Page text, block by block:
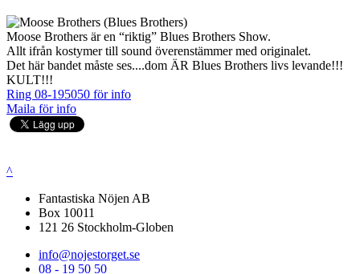
Moose Brothers är en “riktig” Blues Brothers Show.
Allt ifrån kostymer till sound överenstämmer med originalet.
Det här bandet måste ses....dom ÄR Blues Brothers livs levande!!!
KULT!!!
Ring 08-195050 för info
Maila för info
^
Fantastiska Nöjen AB
Box 10011
121 26 Stockholm-Globen
info@nojestorget.se
08 - 19 50 50